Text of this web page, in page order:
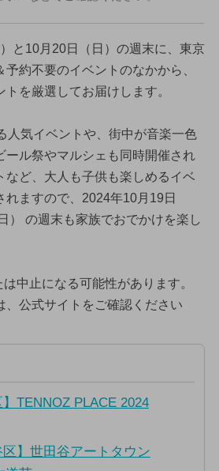
と10月20日（日）の週末に、東京
約不要のイベントのなかから、
を厳選してお届けします。
人気イベントや、街中が音楽一色
ール祭やマルシェも同時開催され
など、大人も子供も楽しめるイベ
れますので、2024年10月19日
） の週末も家族でおでかけを楽し
中止になる可能性があります。
、公式サイトをご確認ください
】TENNOZ PLACE 2024
区】世田谷アートタウン